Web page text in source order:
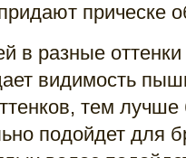
прическе
в разные
видимость
тем лучше
подойдет для